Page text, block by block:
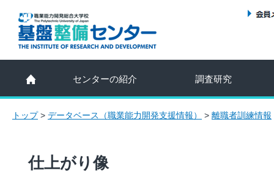
センターの紹介 調査研究
トップ> データベース（職業能力開発支援情報） > 離職者訓練情報
仕上がり像